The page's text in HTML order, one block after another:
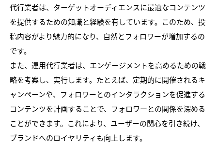
代行業者は、ターゲットオーディエンスに最適なコンテンツ
を提供するための知識と経験を有しています。このため、投
稿内容がより魅力的になり、自然とフォロワーが増加するの
です。
また、運用代行業者は、エンゲージメントを高めるための戦
略を考案し、実行します。たとえば、定期的に開催されるキ
ャンペーンや、フォロワーとのインタラクションを促進する
コンテンツを計画することで、フォロワーとの関係を深める
ことができます。これにより、ユーザーの関心を引き続け、
ブランドへのロイヤリティも向上します。